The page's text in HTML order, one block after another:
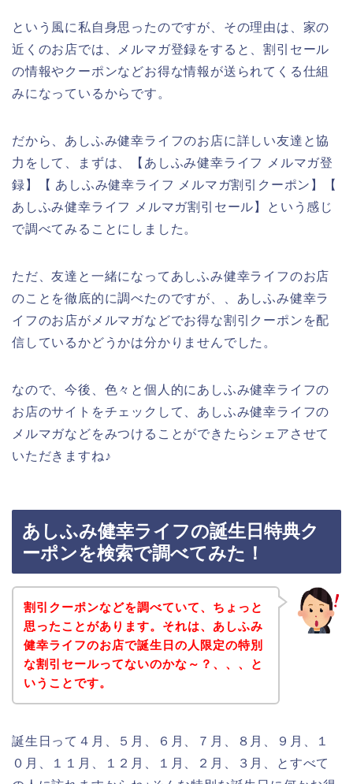
という風に私自身思ったのですが、その理由は、家の
近くのお店では、メルマガ登録をすると、割引セール
の情報やクーポンなどお得な情報が送られてくる仕組
みになっているからです。
だから、あしふみ健幸ライフのお店に詳しい友達と協
力をして、まずは、【あしふみ健幸ライフ メルマガ登
録】【 あしふみ健幸ライフ メルマガ割引クーポン】【
あしふみ健幸ライフ メルマガ割引セール】という感じ
で調べてみることにしました。
ただ、友達と一緒になってあしふみ健幸ライフのお店
のことを徹底的に調べたのですが、、あしふみ健幸ラ
イフのお店がメルマガなどでお得な割引クーポンを配
信しているかどうかは分かりませんでした。
なので、今後、色々と個人的にあしふみ健幸ライフの
お店のサイトをチェックして、あしふみ健幸ライフの
メルマガなどをみつけることができたらシェアさせて
いただきますね♪
あしふみ健幸ライフの誕生日特典ク
ーポンを検索で調べてみた！
割引クーポンなどを調べていて、ちょっと
思ったことがあります。それは、あしふみ
健幸ライフのお店で誕生日の人限定の特別
な割引セールってないのかな～？、、、と
いうことです。
誕生日って４月、５月、６月、７月、８月、９月、１
０月、１１月、１２月、１月、２月、３月、とすべて